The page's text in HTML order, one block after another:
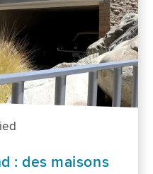
: des maisons